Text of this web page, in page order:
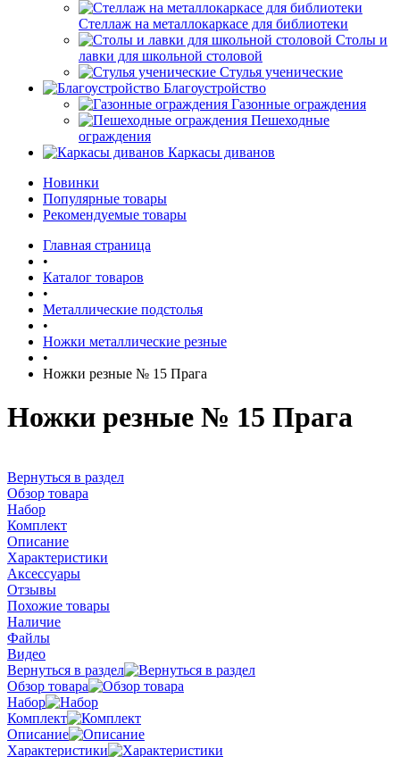
Стеллаж на металлокаркасе для библиотеки
Столы и
лавки для школьной столовой
Стулья ученические
Благоустройство
Газонные ограждения
Пешеходные
ограждения
Каркасы диванов
Новинки
Популярные товары
Рекомендуемые товары
Главная страница
•
Каталог товаров
•
Металлические подстолья
•
Ножки металлические резные
•
Ножки резные № 15 Прага
Ножки резные № 15 Прага
Вернуться в раздел
Обзор товара
Набор
Комплект
Описание
Характеристики
Аксессуары
Отзывы
Похожие товары
Наличие
Файлы
Видео
Вернуться в раздел
Обзор товара
Набор
Комплект
Описание
Характеристики